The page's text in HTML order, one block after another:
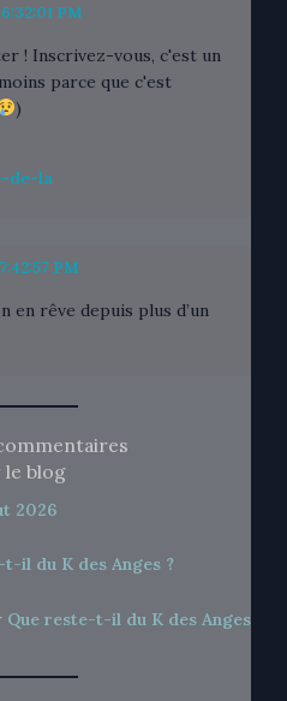
PM
! Inscrivez-vous, c'est un
parce que c'est
)
de-la
PM
en rêve depuis plus d’un
le blog
2026
il du K des Anges ?
Que reste-t-il du K des Anges